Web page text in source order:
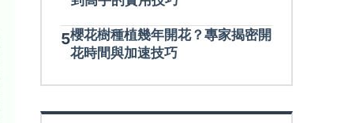
5櫻花樹種植幾年開花？專家揭密開
花時間與加速技巧